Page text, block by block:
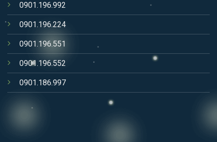
0901.196.992
0901.196.224
0901.196.551
0901.196.552
0901.186.997